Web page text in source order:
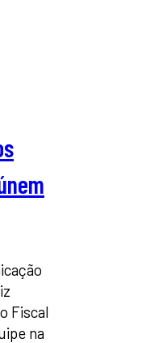
Fiscal
na